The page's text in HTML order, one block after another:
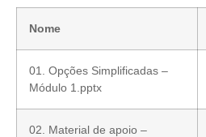
Nome
01. Opções Simplificadas –
Módulo 1.pptx
02. Material de apoio –